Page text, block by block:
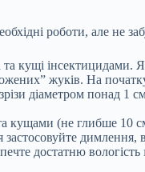
роботи, але не
та кущі інсектицидами.
жуків. На
діаметром понад
кущами (не глибше 10
застосовуйте
достатню